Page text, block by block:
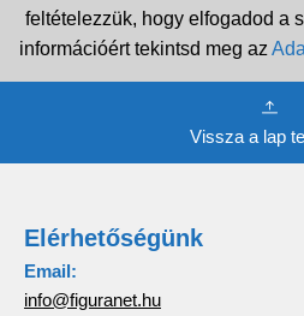
feltételezzük, hogy elfogadod a
információért tekintsd meg az
Vissza a lap
Elérhetőségünk
Email:
info@figuranet.hu